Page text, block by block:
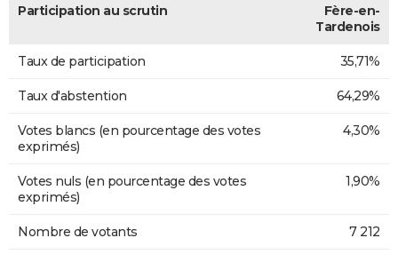
Participation au scrutin
Fère-en-
Tardenois
Taux de participation 35,71%
Taux d'abstention 64,29%
Votes blancs (en pourcentage des votes
exprimés)
4,30%
Votes nuls (en pourcentage des votes
exprimés)
1,90%
Nombre de votants 7 212